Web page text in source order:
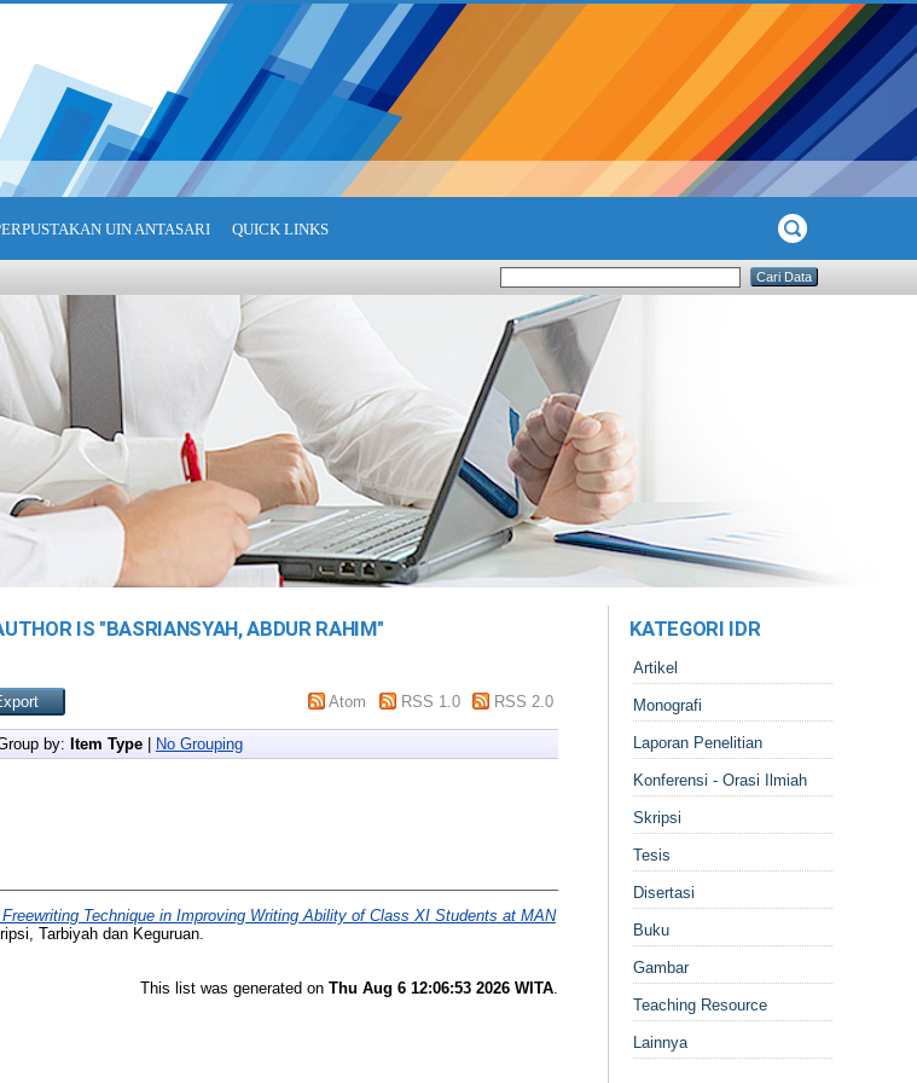
UIN ANTASARI QUICK LINKS
IS "BASRIANSYAH, ABDUR RAHIM"
Atom RSS 1.0 RSS 2.0
by: Item Type| No Grouping
Technique in Improving Writing Ability of Class XI Students at MAN
Tarbiyah dan Keguruan.
This list was generated on Thu Aug 6 12:06:53 2026 WITA.
KATEGORI IDR
Artikel
Monografi
Laporan Penelitian
Konferensi - Orasi Ilmiah
Skripsi
Tesis
Disertasi
Buku
Gambar
Teaching Resource
Lainnya